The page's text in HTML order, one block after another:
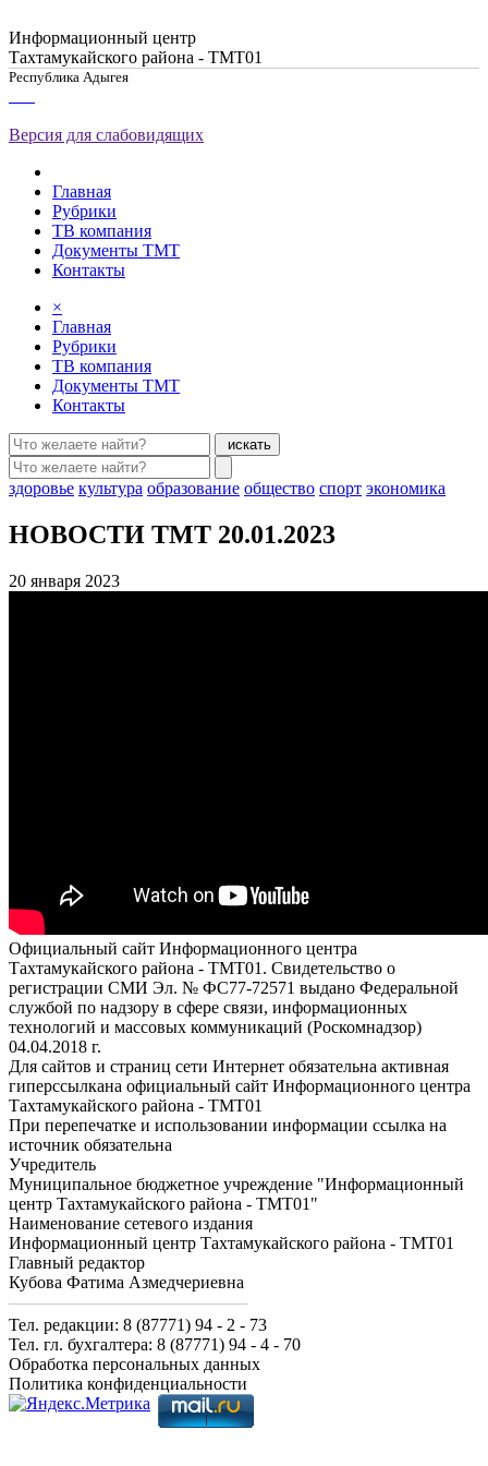
Информационный центр
Тахтамукайского района - ТМТ01
Республика Адыгея
Версия для слабовидящих
Главная
Рубрики
ТВ компания
Документы ТМТ
Контакты
×
Главная
Рубрики
ТВ компания
Документы ТМТ
Контакты
искать
здоровье культура образование общество спорт экономика
НОВОСТИ ТМТ 20.01.2023
20 января 2023
Официальный сайт Информационного центра
Тахтамукайского района - ТМТ01. Свидетельство о
регистрации СМИ Эл. № ФС77-72571 выдано Федеральной
службой по надзору в сфере связи, информационных
технологий и массовых коммуникаций (Роскомнадзор)
04.04.2018 г.
Для сайтов и страниц сети Интернет обязательна активная
гиперссылкана официальный сайт Информационного центра
Тахтамукайского района - ТМТ01
При перепечатке и использовании информации ссылка на
источник обязательна
Учредитель
Муниципальное бюджетное учреждение "Информационный
центр Тахтамукайского района - ТМТ01"
Наименование сетевого издания
Информационный центр Тахтамукайского района - ТМТ01
Главный редактор
Кубова Фатима Азмедчериевна
Тел. редакции: 8 (87771) 94 - 2 - 73
Тел. гл. бухгалтера: 8 (87771) 94 - 4 - 70
Обработка персональных данных
Политика конфиденциальности